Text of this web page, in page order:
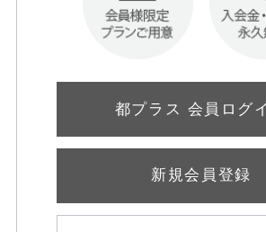
都プラス 会員ログ
新規会員登録